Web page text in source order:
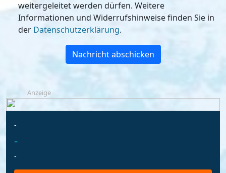
weitergeleitet werden dürfen. Weitere
Informationen und Widerrufshinweise finden Sie in
der Datenschutzerklärung.
Nachricht abschicken
Anzeige
-
-
-